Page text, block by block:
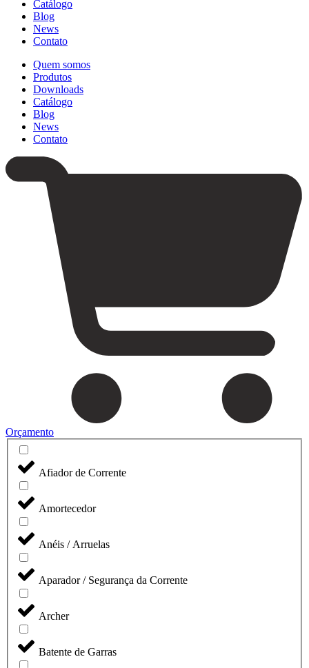
Catálogo
Blog
News
Contato
Quem somos
Produtos
Downloads
Catálogo
Blog
News
Contato
Orçamento
Afiador de Corrente
Amortecedor
Anéis / Arruelas
Aparador / Segurança da Corrente
Archer
Batente de Garras